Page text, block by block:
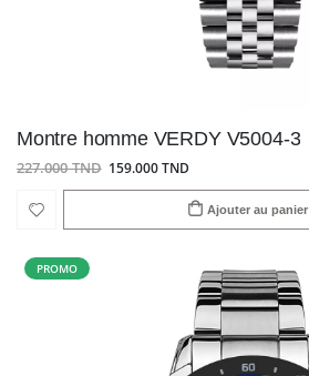
Montre homme VERDY V5004-3
227.000 TND 159.000 TND
Ajouter au panier
PROMO